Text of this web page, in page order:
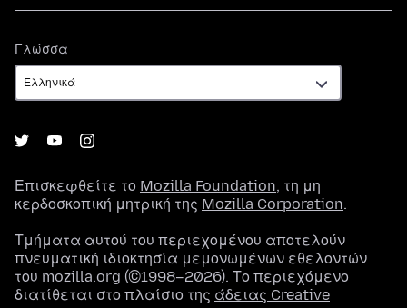
Γλώσσα
Επισκεφθείτε το Mozilla Foundation, τη μη
κερδοσκοπική μητρική της Mozilla Corporation.
Τμήματα αυτού του περιεχομένου αποτελούν
πνευματική ιδιοκτησία μεμονωμένων εθελοντών
του mozilla.org (©1998–2026). Το περιεχόμενο
διατίθεται στο πλαίσιο της άδειας Creative